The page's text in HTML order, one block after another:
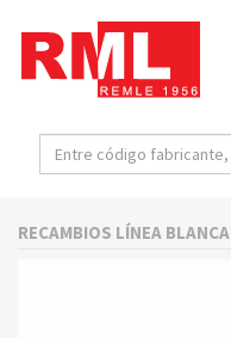
RECAMBIOS LÍNEA BLANCA